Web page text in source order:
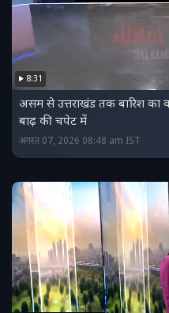
8:31
असम से उत्तराखंड तक बारिश का
बाढ़ की चपेट में
अगस्त 07, 2026 08:48 am IST